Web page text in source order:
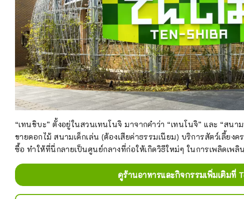
“เทนชิบะ” ตั้งอยู่ในสวนเทนโนจิ มาจากคำว่า “เทนโนจิ” และ “สน
ขายดอกไม้ สนามเด็กเล่น (ต้องเสียค่าธรรมเนียม) บริการสัตว์เลี้ยง
ซื้อ ทำให้ที่นี่กลายเป็นศูนย์กลางที่ก่อให้เกิดวิธีใหม่ๆ ในการเพลิดเพ
ดูร้านอาหารและกิจกรรมเพิ่มเติมที่